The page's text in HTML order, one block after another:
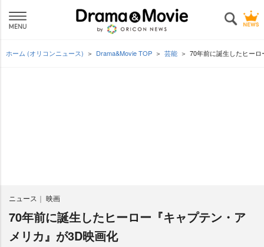
ホーム (オリコンニュース) Drama&Movie TOP 芸能 70年前に誕生したヒー
ニュース 映画
70年前に誕生したヒーロー『キャプテン・ア
メリカ』が3D映画化